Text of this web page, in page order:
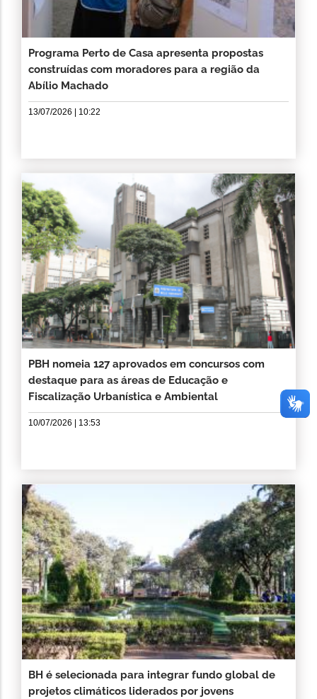
Programa Perto de Casa apresenta propostas
construídas com moradores para a região da
Abílio Machado
13/07/2026 | 10:22
PBH nomeia 127 aprovados em concursos com
destaque para as áreas de Educação e
Fiscalização Urbanística e Ambiental
10/07/2026 | 13:53
BH é selecionada para integrar fundo global de
projetos climáticos liderados por jovens